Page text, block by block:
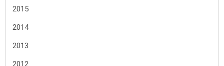
2015
2014
2013
2012